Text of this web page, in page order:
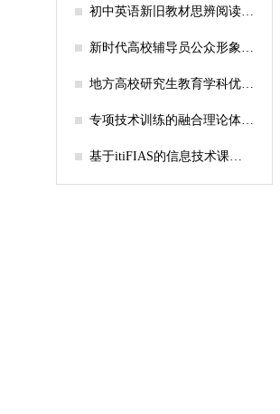
初中英语新旧教材思辨阅读任
新时代高校辅导员公众形象塑
地方高校研究生教育学科优化
径探析
专项技术训练的融合理论体系
基于itiFIAS的信息技术课堂